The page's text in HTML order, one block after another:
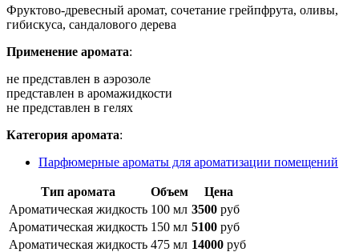
Фруктово-древесный аромат, сочетание грейпфрута, оливы,
гибискуса, сандалового дерева
Применение аромата:
не представлен в аэрозоле
представлен в аромажидкости
не представлен в гелях
Категория аромата:
Парфюмерные ароматы для ароматизации помещений
Тип аромата Объем
Цена
Ароматическая жидкость 100 мл 3500 руб
Ароматическая жидкость 150 мл 5100 руб
Ароматическая жидкость 475 мл 14000 руб